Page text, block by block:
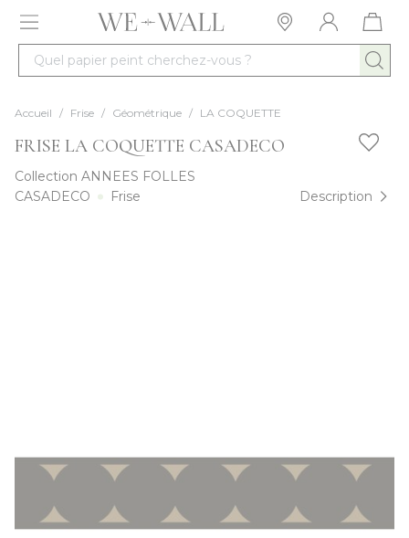
Allez au contenu
Quel papier peint cherchez-vous ?
Accueil / Frise / Géométrique / LA COQUETTE
FRISE LA COQUETTE CASADECO
Collection ANNEES FOLLES
CASADECO
Frise Description